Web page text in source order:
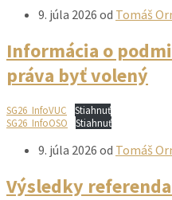
9. júla 2026 od Tomáš
Informácia o
práva byť volený
SG26_InfoVUC
Stiahnuť
SG26_InfoOSO
Stiahnuť
9. júla 2026 od Tomáš
Výsledky